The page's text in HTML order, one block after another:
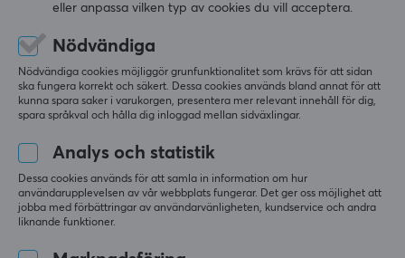
Bra kontroller, men RB-knappen blev förstörd efter
normal användning
Jag har använt G7 PRO HE Tri-Mode trådlös
kontroller i ungefär 2 månader, främst till Rocket
League. Generellt tycker jag att kontrolleren är bra,
och jag gillade den mycket.
D-paden kändes lite konstig i början, men efter ett
tag vande jag mig. Kontrolleren har annars varit
bra att spela med.
Problemet är att RB-knappen blev förstörd efter
eller anpassa vilken typ av cookies du vill acceptera.
Nödvändiga
Nödvändiga cookies möjliggör grunfunktionalitet som krävs för att sidan
ska fungera korrekt och säkert. Dessa cookies används bland annat för att
kunna spara saker i varukorgen, presentera mer relevant innehåll för dig,
spara språkval och hålla dig inloggad mellan sidväxlingar.
Analys och statistik
Dessa cookies används för att samla in information om hur
användarupplevelsen av vår webbplats fungerar. Det ger oss möjlighet att
jobba med förbättringar av användarvänligheten, kundservice och andra
liknande funktioner.